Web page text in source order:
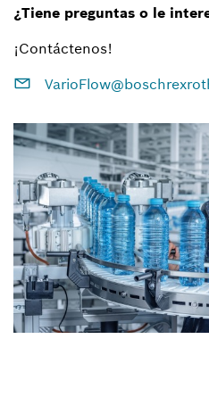
¿Tiene preguntas o le
¡Contáctenos!